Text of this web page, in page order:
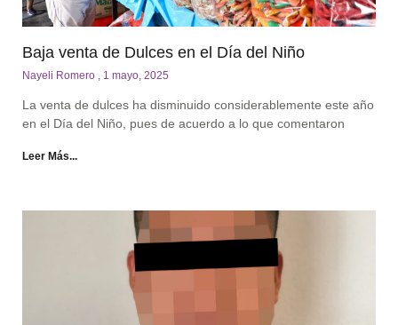
Baja venta de Dulces en el Día del Niño
Nayeli Romero 1 mayo, 2025
La venta de dulces ha disminuido considerablemente este año
en el Día del Niño, pues de acuerdo a lo que comentaron
Leer Más...